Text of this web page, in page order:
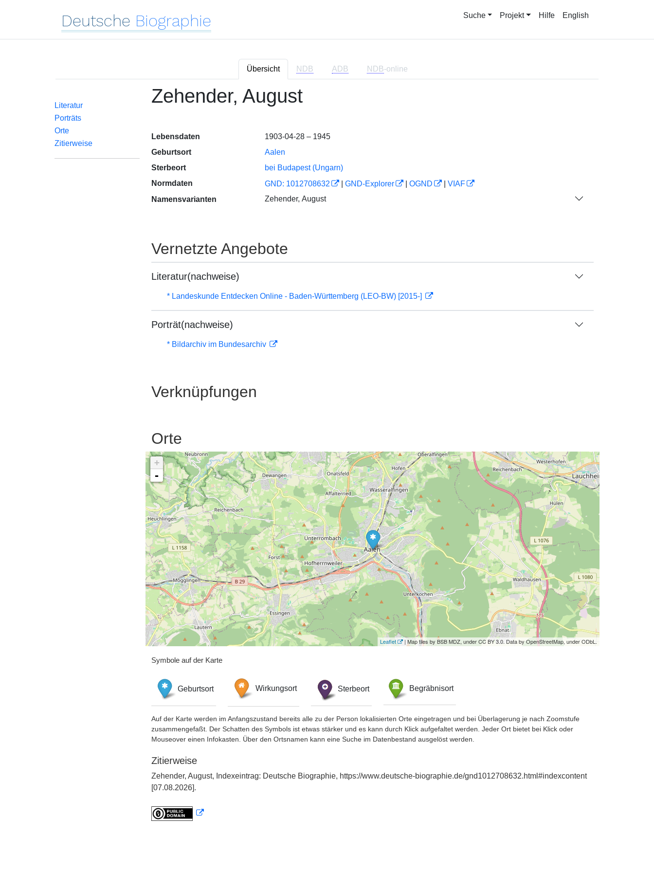
Deutsche Biographie Suche Projekt Hilfe English
Übersicht NDB ADB NDB-online
Literatur
Porträts
Orte
Zitierweise
Zehender, August
Lebensdaten
1903-04-28 – 1945
Geburtsort
Aalen
Sterbeort
bei Budapest (Ungarn)
Normdaten
GND: 1012708632 GND-Explorer OGND
VIAF
Namensvarianten
Zehender, August
Vernetzte Angebote
Literatur(nachweise)
* Landeskunde Entdecken Online - Baden-Württemberg (LEO-BW) [2015-]
Porträt(nachweise)
* Bildarchiv im Bundesarchiv
Verknüpfungen
Orte
+
-
Leaflet | Map tiles by BSB MDZ, under CC BY 3.0. Data by OpenStreetMap, under ODbL.
Symbole auf der Karte
Geburtsort Wirkungsort Sterbeort Begräbnisort
Auf der Karte werden im Anfangszustand bereits alle zu der Person lokalisierten Orte eingetragen und bei Überlagerung je nach Zoomstufe
zusammengefaßt. Der Schatten des Symbols ist etwas stärker und es kann durch Klick aufgefaltet werden. Jeder Ort bietet bei Klick oder
Mouseover einen Infokasten. Über den Ortsnamen kann eine Suche im Datenbestand ausgelöst werden.
Zitierweise
Zehender, August, Indexeintrag: Deutsche Biographie, https://www.deutsche-biographie.de/gnd1012708632.html#indexcontent
[07.08.2026].